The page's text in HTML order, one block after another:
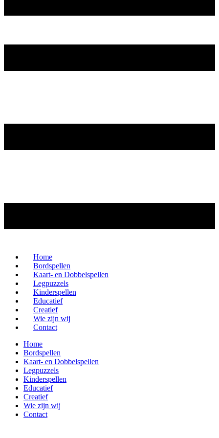
Home
Bordspellen
Kaart- en Dobbelspellen
Legpuzzels
Kinderspellen
Educatief
Creatief
Wie zijn wij
Contact
Home
Bordspellen
Kaart- en Dobbelspellen
Legpuzzels
Kinderspellen
Educatief
Creatief
Wie zijn wij
Contact